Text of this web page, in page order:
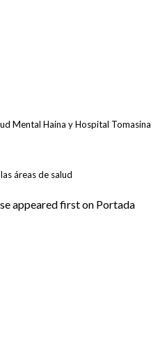
Mental Haina y Hospital Tomasina
áreas de salud
appeared first on Portada